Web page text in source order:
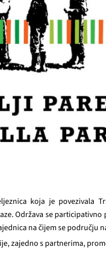
koja je povezivala
Održava se
na čijem se području
zajedno s partnerima,